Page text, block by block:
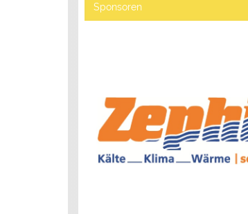
Sponsoren